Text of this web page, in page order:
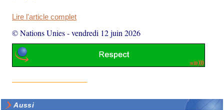
Lire l'article complet
© Nations Unies-vendredi 12 juin 2026
Aussi